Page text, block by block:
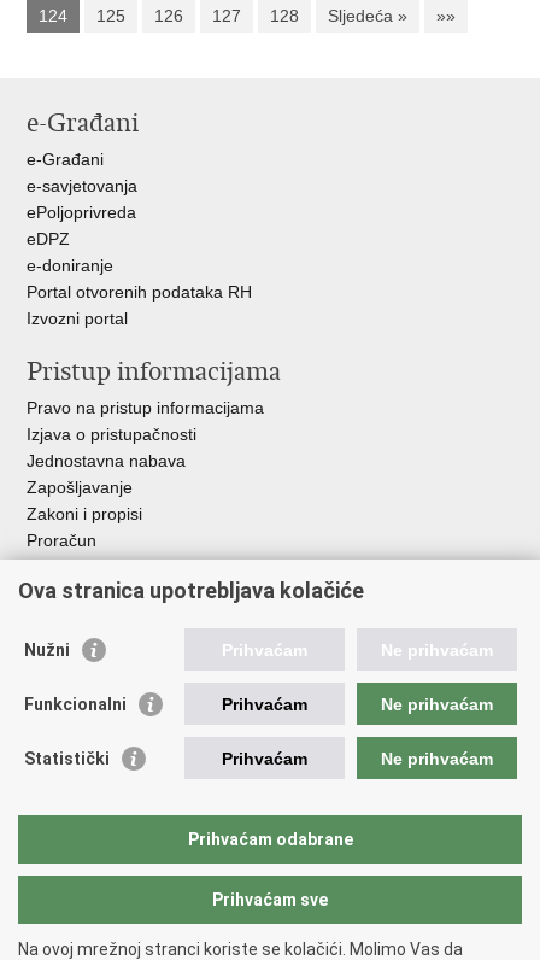
124
125 126 127 128 Sljedeća » »»
e-Građani
e-Građani
e-savjetovanja
ePoljoprivreda
eDPZ
e-doniranje
Portal otvorenih podataka RH
Izvozni portal
Pristup informacijama
Pravo na pristup informacijama
Izjava o pristupačnosti
Jednostavna nabava
Zapošljavanje
Zakoni i propisi
Proračun
RH
Važne poveznice
Hrvatska agencija za poljoprivredu i hranu
Agencija za plaćanja u poljoprivredi, ribarstvu i ruralnom
razvoju
Hrvatske šume
Pučka pravobraniteljica
Ova stranica upotrebljava kolačiće
Nužni Prihvaćam Ne prihvaćam
Funkcionalni Prihvaćam Ne prihvaćam
Statistički Prihvaćam Ne prihvaćam
Prihvaćam odabrane
Prihvaćam sve
Na ovoj mrežnoj stranci koriste se kolačići. Molimo Vas da